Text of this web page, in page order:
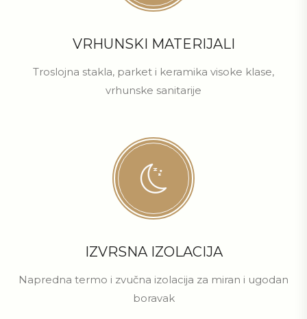
VRHUNSKI MATERIJALI
Troslojna stakla, parket i keramika visoke klase,
vrhunske sanitarije
IZVRSNA IZOLACIJA
Napredna termo i zvučna izolacija za miran i ugodan
boravak